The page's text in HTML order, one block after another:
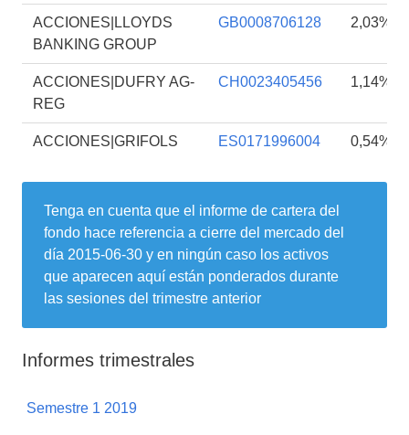
ACCIONES|LLOYDS
BANKING GROUP
GB0008706128 2,03%
ACCIONES|DUFRY AG-
REG
CH0023405456 1,14%
ACCIONES|GRIFOLS ES0171996004 0,54%
Tenga en cuenta que el informe de cartera del
fondo hace referencia a cierre del mercado del
día 2015-06-30 y en ningún caso los activos
que aparecen aquí están ponderados durante
las sesiones del trimestre anterior
Informes trimestrales
Semestre 1 2019